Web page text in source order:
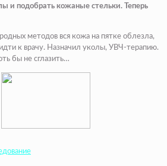
и подобрать кожаные стельки. Теперь
методов вся кожа на пятке облезла,
к врачу. Назначил уколы, УВЧ-терапию.
бы не сглазить…